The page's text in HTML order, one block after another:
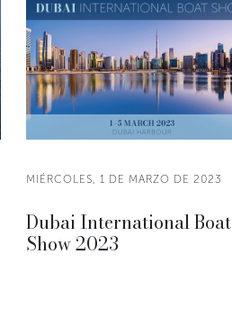
MIÉRCOLES, 1 DE MARZO DE 2023
Dubai International Boat
Show 2023